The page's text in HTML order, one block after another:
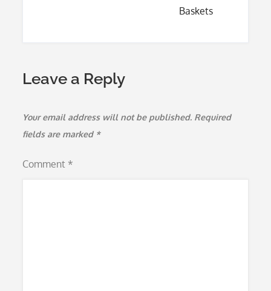
Baskets
Leave a Reply
Your email address will not be published. Required
fields are marked *
Comment *